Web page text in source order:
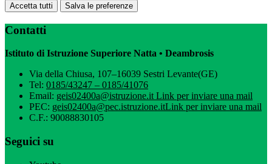
Accetta tutti Salva le preferenze
Contatti
Istituto di Istruzione Superiore Natta • Deambrosis
Via della Chiusa, 107–16039 Sestri Levante(GE)
Tel: 0185/43247 – 0185/41076
Email: geis02400a@istruzione.itLink per inviare una mail
PEC: geis02400a@pec.istruzione.itLink per inviare una mail
C.F.: 90088830105
Seguici su